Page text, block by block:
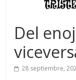
Del
28 septiembre,